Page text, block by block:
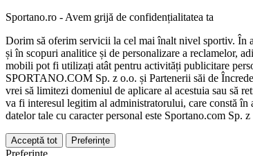
Sportano.ro - Avem grijă de confidențialitatea ta
Dorim să oferim servicii la cel mai înalt nivel sportiv. În
și în scopuri analitice și de personalizare a reclamelor,
mobili pot fi utilizați atât pentru activități publicitare
SPORTANO.COM Sp. z o.o. și Partenerii săi de
vrei să limitezi domeniul de aplicare al acestuia sau să
va fi interesul legitim al administratorului, care constă
datelor tale cu caracter personal este Sportano.com Sp.
Acceptă tot Preferințe
Preferințe